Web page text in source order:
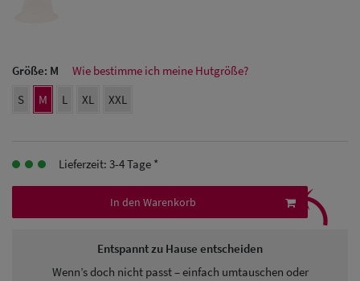
Herren UV-
Schutz Caps
Sonnenschilder
& Visoren
Snapback Caps
Größe: M
Wie bestimme ich meine Hutgröße?
S
M L XL XXL
Lieferzeit: 3-4 Tage *
In den Warenkorb
Entspannt zu Hause entscheiden
Wenn’s doch nicht passt – einfach umtauschen oder
⤹